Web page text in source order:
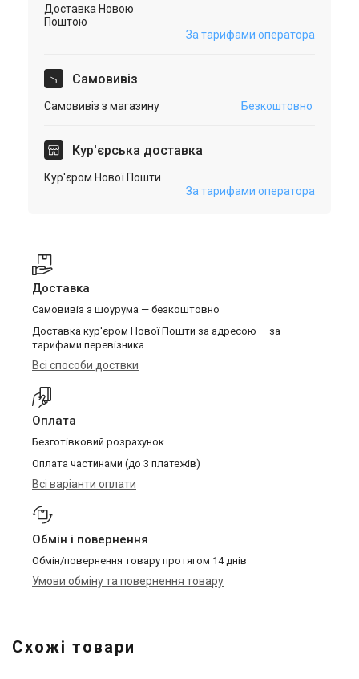
Доставка Новою
Поштою
За тарифами оператора
Самовивіз
Самовивіз з магазину Безкоштовно
Кур'єрська доставка
Кур'єром Нової Пошти
За тарифами оператора
Доставка
Самовивіз з шоурума — безкоштовно
Доставка кур'єром Нової Пошти за адресою — за
тарифами перевізника
Всі способи доствки
Оплата
Безготівковий розрахунок
Оплата частинами (до 3 платежів)
Всі варіанти оплати
Обмін і повернення
Обмін/повернення товару протягом 14 днів
Умови обміну та повернення товару
Схожі товари